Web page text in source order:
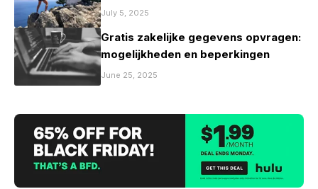
July 5, 2025
Gratis zakelijke gegevens opvragen:
mogelijkheden en beperkingen
June 25, 2025